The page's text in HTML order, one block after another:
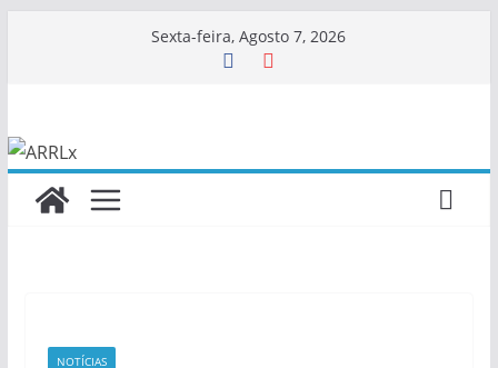
Sexta-feira, Agosto 7, 2026
NOTÍCIAS